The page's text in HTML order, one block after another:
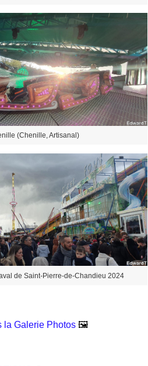
(Chenille, Artisanal)
de Saint-Pierre-de-Chandieu 2024
la Galerie Photos 🖼️